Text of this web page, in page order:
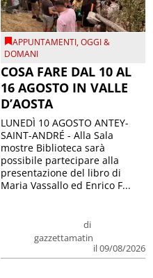
APPUNTAMENTI,OGGI &
DOMANI
COSA FARE DAL 10 AL
16 AGOSTO IN VALLE
D’AOSTA
di
gazzettamatin
il 09/08/2026
LUNEDÌ 10 AGOSTO ANTEY-
SAINT-ANDRÉ - Alla Sala
mostre Biblioteca sarà
possibile partecipare alla
presentazione del libro di
Maria Vassallo ed Enrico F...